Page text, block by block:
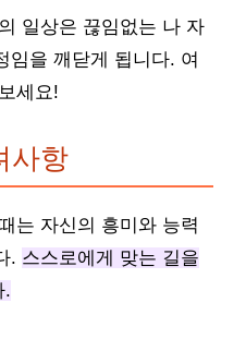
일상은 끊임없는 나 자
임을 깨닫게 됩니다. 여
세요!
사항
는 자신의 흥미와 능력
. 스스로에게 맞는 길을
.